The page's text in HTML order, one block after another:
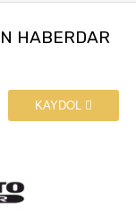
HABERDAR
KAYDOL